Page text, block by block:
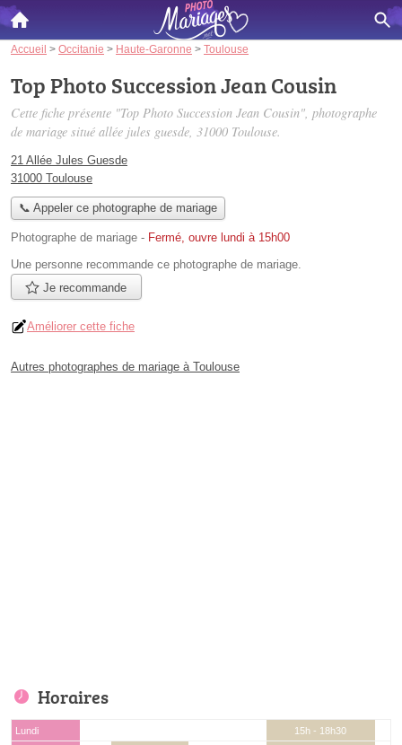
Accueil > Occitanie > Haute-Garonne > Toulouse
Top Photo Succession Jean Cousin
Cette fiche présente "Top Photo Succession Jean Cousin", photographe
de mariage situé allée jules guesde, 31000 Toulouse.
21 Allée Jules Guesde
31000 Toulouse
📞 Appeler ce photographe de mariage
Photographe de mariage - Fermé, ouvre lundi à 15h00
Une personne recommande ce photographe de mariage.
Je recommande
Améliorer cette fiche
Autres photographes de mariage à Toulouse
Horaires
Lundi
15h - 18h30